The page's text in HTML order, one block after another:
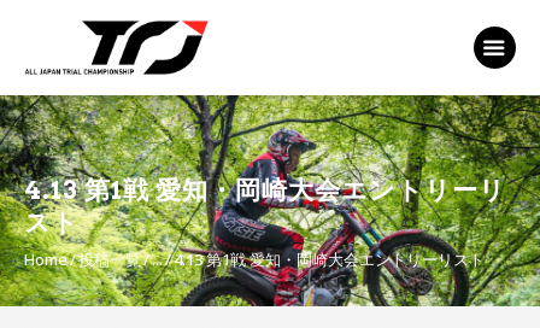
4.13 第1戦 愛知・岡崎大会エントリーリ
スト
Home 投稿一覧 ... 4.13 第1戦 愛知・岡崎大会エントリーリスト
MFJ 全日本トライアル選手権
EVENT
TRJ ランキング
MSP Motosports
Promotion TOP